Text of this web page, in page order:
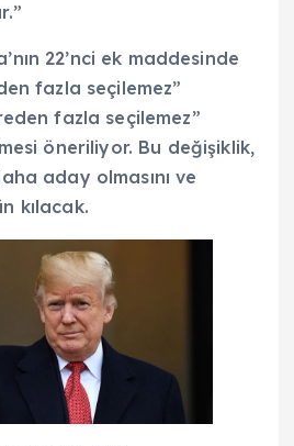
22’nci ek maddesinde
fazla seçilemez”
fazla seçilemez”
öneriliyor. Bu değişiklik,
aday olmasını ve
kılacak.